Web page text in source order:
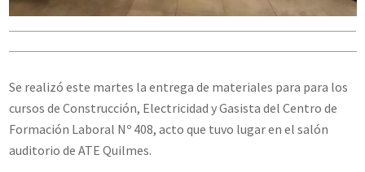
Se realizó este martes la entrega de materiales para para los
cursos de Construcción, Electricidad y Gasista del Centro de
Formación Laboral Nº 408, acto que tuvo lugar en el salón
auditorio de ATE Quilmes.